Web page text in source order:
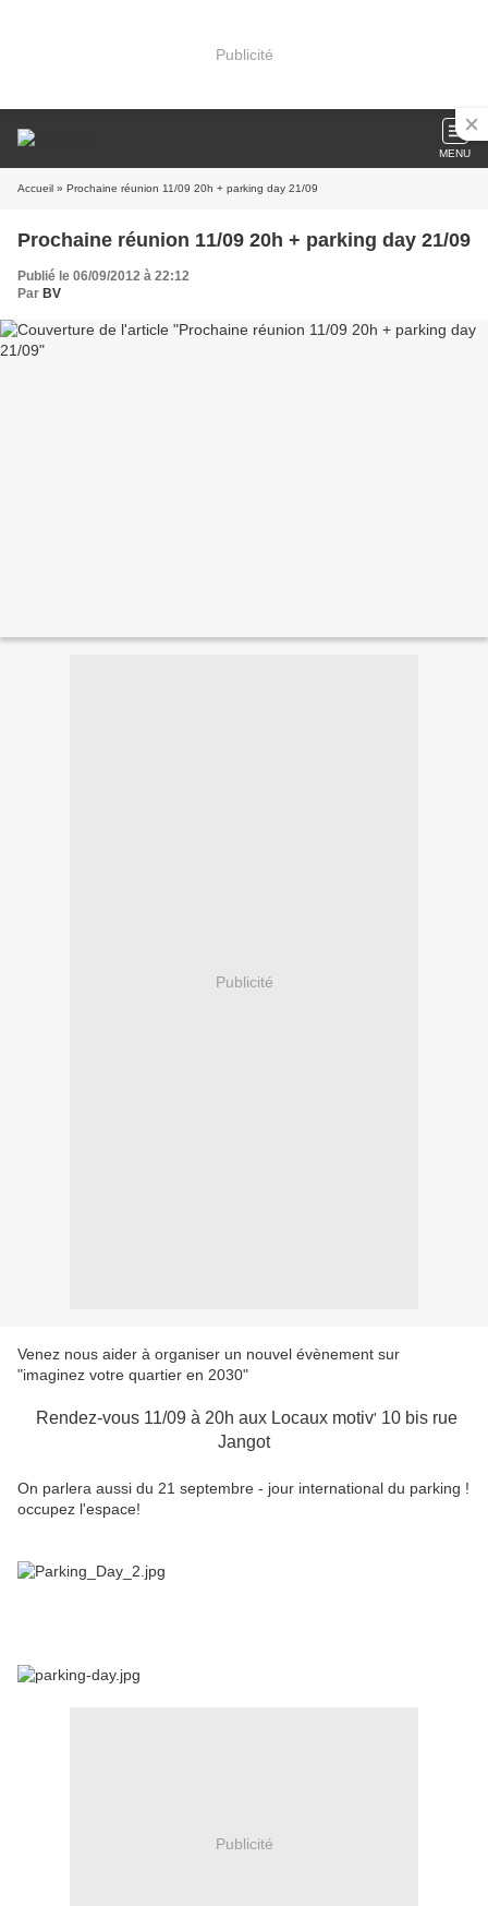
Publicité
MENU
Accueil » Prochaine réunion 11/09 20h + parking day 21/09
Prochaine réunion 11/09 20h + parking day 21/09
Publié le 06/09/2012 à 22:12
Par BV
Publicité
Venez nous aider à organiser un nouvel évènement sur
"imaginez votre quartier en 2030"
Rendez-vous 11/09 à 20h aux Locaux motiv' 10 bis rue
Jangot
On parlera aussi du 21 septembre - jour international du parking !
occupez l'espace!
Publicité